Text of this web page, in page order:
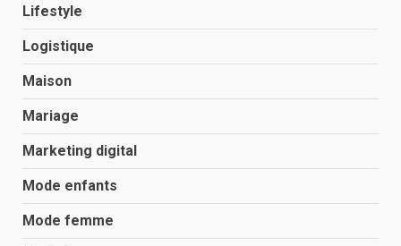
Lifestyle
Logistique
Maison
Mariage
Marketing digital
Mode enfants
Mode femme